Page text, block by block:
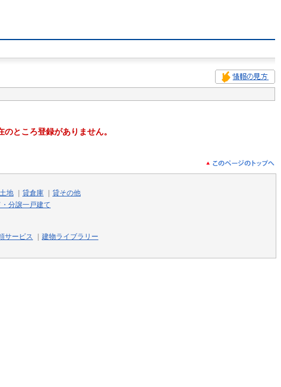
ところ登録がありません。
地 貸倉庫
貸その他
分譲一戸建て
サービス
建物ライブラリー